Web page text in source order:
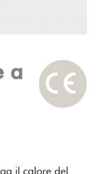
a
il calore del